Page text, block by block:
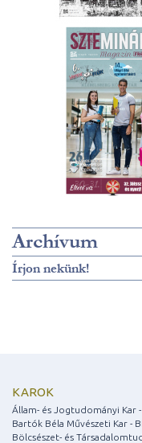
Archívum
Írjon nekünk!
KAROK
Állam- és Jogtudományi Kar -
Bartók Béla Művészeti Kar -
Bölcsészet- és